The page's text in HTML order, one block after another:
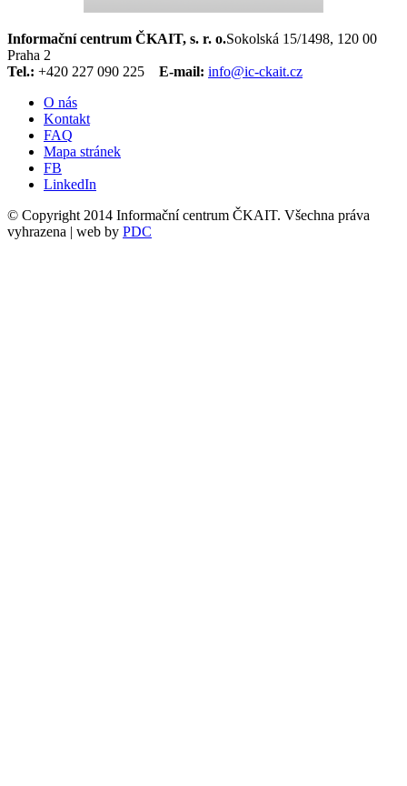
Informační centrum ČKAIT, s. r. o.Sokolská 15/1498, 120 00
Praha 2
Tel.: +420 227 090 225 E-mail: info@ic-ckait.cz
O nás
Kontakt
FAQ
Mapa stránek
FB
LinkedIn
© Copyright 2014 Informační centrum ČKAIT. Všechna práva
vyhrazena | web by PDC